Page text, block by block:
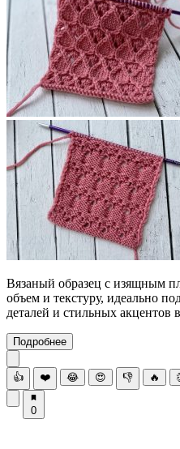
Вязаный образец с изящным
объем и текстуру, идеально
деталей и стильных акцентов
Подробнее
👍 ❤️ 😂 😍 👎 🔥
0